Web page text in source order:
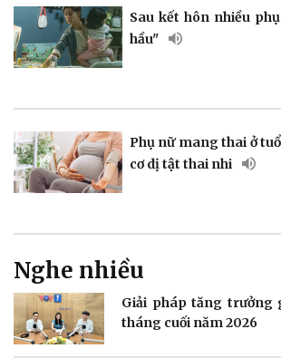
Tin nóng
Tư vấn luật
Việt Nam
Phân tích
Thể thao
Bóng đá
Lịch thi đấu bóng đá
eSports
Ô tô - Xe
Sau kết hôn nhiều
hầu"
Phụ nữ mang thai ở
cơ dị tật thai nhi
Nghe nhiều
Giải pháp tăng trưởng
tháng cuối năm 2026